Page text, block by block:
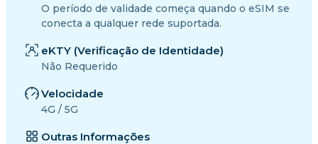
O período de validade começa quando o eSIM se
conecta a qualquer rede suportada.
eKTY (Verificação de Identidade)
Não Requerido
Velocidade
4G / 5G
Outras Informações